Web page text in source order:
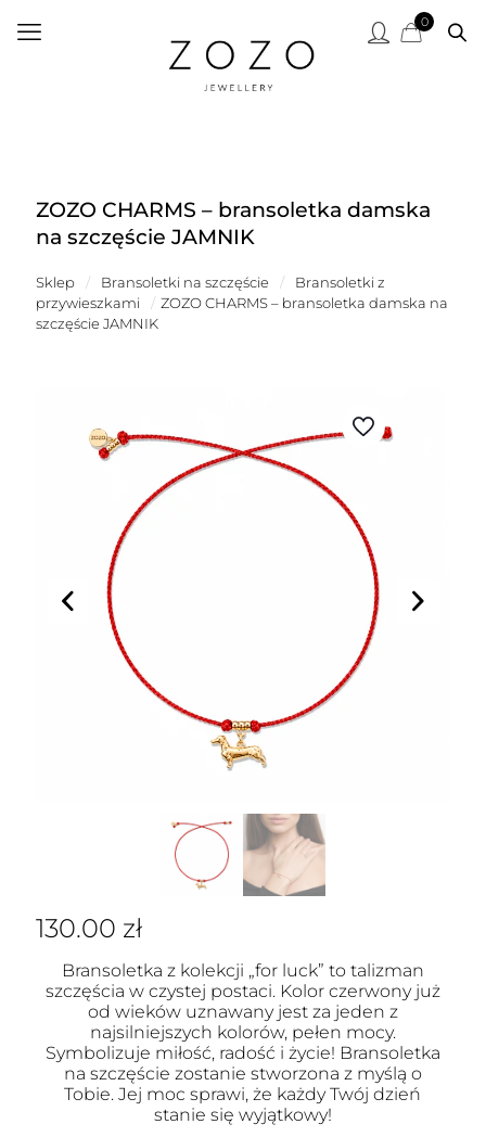
0
ZOZO CHARMS – bransoletka damska
na szczęście JAMNIK
Sklep / Bransoletki na szczęście /
Bransoletki z
przywieszkami
/ ZOZO CHARMS – bransoletka damska na
szczęście JAMNIK
130.00 zł
Bransoletka z kolekcji „for luck” to talizman
szczęścia w czystej postaci. Kolor czerwony już
od wieków uznawany jest za jeden z
najsilniejszych kolorów, pełen mocy.
Symbolizuje miłość, radość i życie! Bransoletka
na szczęście zostanie stworzona z myślą o
Tobie. Jej moc sprawi, że każdy Twój dzień
stanie się wyjątkowy!